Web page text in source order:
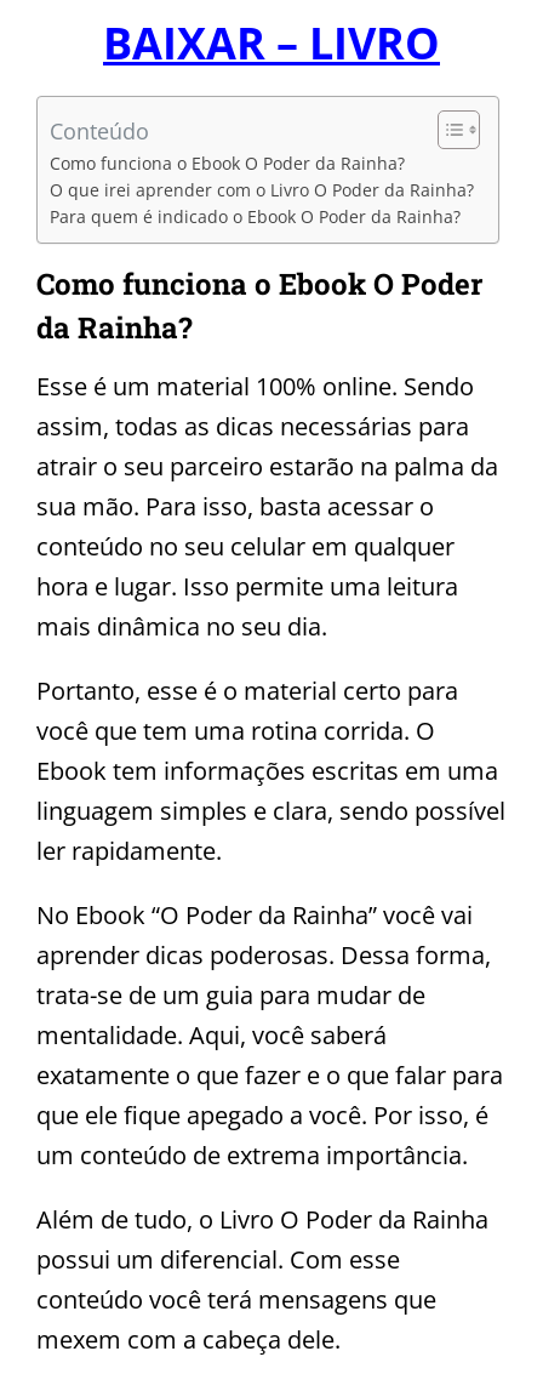
BAIXAR – LIVRO
Conteúdo
Como funciona o Ebook O Poder da Rainha?
O que irei aprender com o Livro O Poder da Rainha?
Para quem é indicado o Ebook O Poder da Rainha?
Como funciona o Ebook O Poder
da Rainha?
Esse é um material 100% online. Sendo
assim, todas as dicas necessárias para
atrair o seu parceiro estarão na palma da
sua mão. Para isso, basta acessar o
conteúdo no seu celular em qualquer
hora e lugar. Isso permite uma leitura
mais dinâmica no seu dia.
Portanto, esse é o material certo para
você que tem uma rotina corrida. O
Ebook tem informações escritas em uma
linguagem simples e clara, sendo possível
ler rapidamente.
No Ebook “O Poder da Rainha” você vai
aprender dicas poderosas. Dessa forma,
trata-se de um guia para mudar de
mentalidade. Aqui, você saberá
exatamente o que fazer e o que falar para
que ele fique apegado a você. Por isso, é
um conteúdo de extrema importância.
Além de tudo, o Livro O Poder da Rainha
possui um diferencial. Com esse
conteúdo você terá mensagens que
mexem com a cabeça dele.